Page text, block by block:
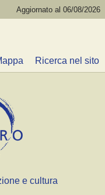
Aggiornato al 06/08/2026
Ricerca nel sito
e cultura